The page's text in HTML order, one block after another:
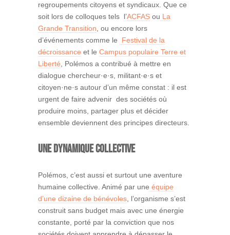
regroupements citoyens et syndicaux. Que ce
soit lors de colloques tels l’ACFAS ou La
Grande Transition , ou encore lors
d’événements comme le
Festival de la
décroissance et le Campus populaire Terre et
Liberté , Polémos a contribué à mettre en
dialogue chercheur·e·s, militant·e·s et
citoyen·ne·s autour d’un même constat : il est
urgent de faire advenir des sociétés où
produire moins, partager plus et décider
ensemble deviennent des principes directeurs.
Une dynamique collective
Polémos, c’est aussi et surtout une aventure
humaine collective. Animé par une équipe
d’une dizaine de bénévoles , l’organisme s’est
construit sans budget mais avec une énergie
constante, porté par la conviction que nos